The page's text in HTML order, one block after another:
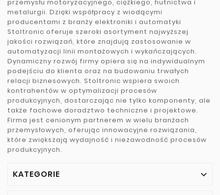
przemysłu motoryzacyjnego, ciężkiego, hutnictwa i
metalurgii. Dzięki współpracy z wiodącymi
producentami z branży elektroniki i automatyki
Stoltronic oferuje szeroki asortyment najwyższej
jakości rozwiązań, które znajdują zastosowanie w
automatyzacji linii montażowych i wykańczających.
Dynamiczny rozwój firmy opiera się na indywidualnym
podejściu do klienta oraz na budowaniu trwałych
relacji biznesowych. Stoltronic wspiera swoich
kontrahentów w optymalizacji procesów
produkcyjnych, dostarczając nie tylko komponenty, ale
także fachowe doradztwo techniczne i projektowe.
Firma jest cenionym partnerem w wielu branżach
przemysłowych, oferując innowacyjne rozwiązania,
które zwiększają wydajność i niezawodność procesów
produkcyjnych.
KATEGORIE 